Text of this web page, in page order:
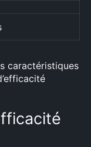
caractéristiques